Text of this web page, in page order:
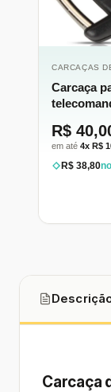
CARCAÇAS
Carcaça
R$
em até 4x R$
R$ 38,80
Carcaça